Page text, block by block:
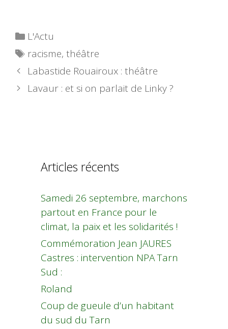
Catégories
L'Actu
Étiquettes
racisme,théâtre
Labastide Rouairoux : théâtre
Lavaur : et si on parlait de Linky ?
Articles récents
Samedi 26 septembre, marchons
partout en France pour le
climat, la paix et les solidarités !
Commémoration Jean JAURES
Castres : intervention NPA Tarn
Sud :
Roland
Coup de gueule d’un habitant
du sud du Tarn